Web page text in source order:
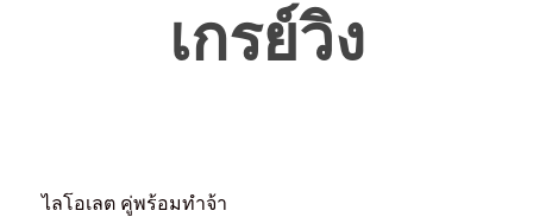
เกรย์วิง
ไลโอเลต คู่พร้อมทำจ้า